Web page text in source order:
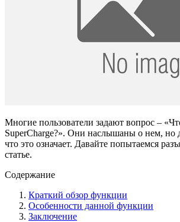
Многие пользователи задают вопрос –
SuperCharge?». Они наслышаны о нем, но
что это означает. Давайте попытаемся
статье.
Содержание
Краткий обзор функции
Особенности данной функции
Заключение